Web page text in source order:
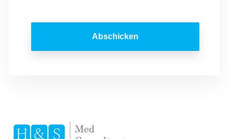
Abschicken